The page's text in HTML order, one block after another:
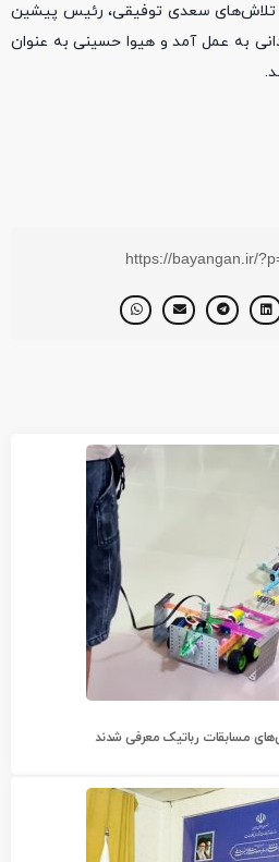
و تلاش‌های سعدی توفیقی، رئیس پیشین
به عمل آمد و هیوا حسینی به عنوان
https://bayangan.ir/
مسابقات رباتیک معرفی شدند